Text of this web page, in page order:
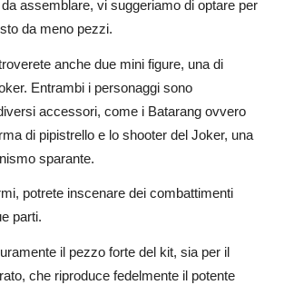
assemblare, vi suggeriamo di optare per
da meno pezzi.
anche due mini figure, una di
Entrambi i personaggi sono
accessori, come i Batarang ovvero
di pipistrello e lo shooter del Joker, una
sparante.
potrete inscenare dei combattimenti
parti.
il pezzo forte del kit, sia per il
che riproduce fedelmente il potente